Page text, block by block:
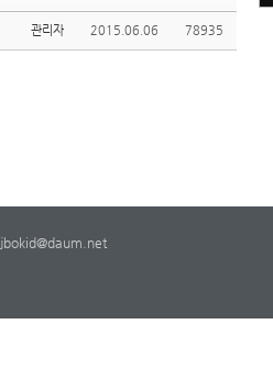
관리자 2015.06.06 78935
jbokid@daum.net